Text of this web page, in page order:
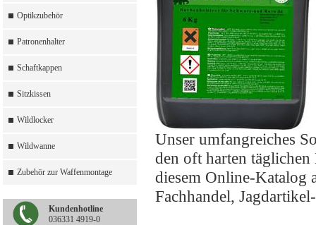
Optikzubehör
Patronenhalter
Schaftkappen
Sitzkissen
Wildlocker
Wildwanne
Zubehör zur Waffenmontage
Kundenhotline
036331 4919-0
Unser umfangreiches
den oft harten
diesem Online-Katalog
Fachhandel,